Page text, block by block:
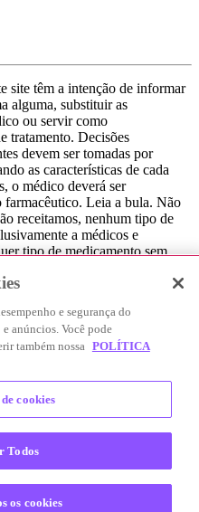
site têm a intenção de informar
alguma, substituir as
ou servir como
tratamento. Decisões
devem ser tomadas por
as características de cada
o médico deverá ser
farmacêutico. Leia a bula. Não
receitamos, nenhum tipo de
a médicos e
tipo de medicamento sem
apenas contribuímos para
e damos auxílio para que sua
a finalização da compra
os direitos reservados.
- São Paulo / SP - CEP.:
53.
e segurança do
anúncios. Você pode
também nossa POLÍTICA
cookies
Todos
os cookies